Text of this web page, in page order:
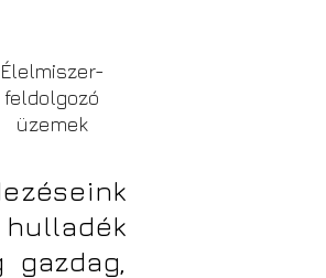
Élelmiszer-
feldolgozó
üzemek